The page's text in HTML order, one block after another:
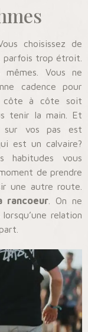
choisissez de
parfois trop étroit.
Vous ne
cadence pour
côte à côte soit
tenir la main. Et
sur vos pas est
est un calvaire?
habitudes vous
de prendre
une autre route.
rancoeur. On ne
relation